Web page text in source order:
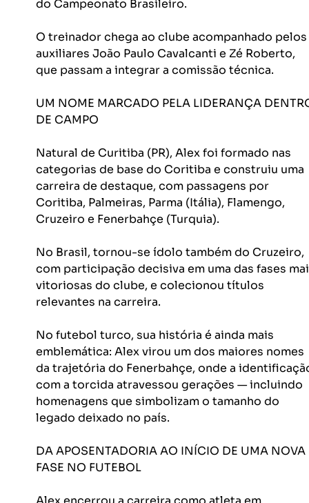
do Campeonato Brasileiro.
O treinador chega ao clube acompanhado pelos
auxiliares João Paulo Cavalcanti e Zé Roberto,
que passam a integrar a comissão técnica.
UM NOME MARCADO PELA LIDERANÇA
DE CAMPO
Natural de Curitiba (PR), Alex foi formado nas
categorias de base do Coritiba e construiu uma
carreira de destaque, com passagens por
Coritiba, Palmeiras, Parma (Itália), Flamengo,
Cruzeiro e Fenerbahçe (Turquia).
No Brasil, tornou-se ídolo também do Cruzeiro,
com participação decisiva em uma das fases
vitoriosas do clube, e colecionou títulos
relevantes na carreira.
No futebol turco, sua história é ainda mais
emblemática: Alex virou um dos maiores nomes
da trajetória do Fenerbahçe, onde a
com a torcida atravessou gerações — incluindo
homenagens que simbolizam o tamanho do
legado deixado no país.
DA APOSENTADORIA AO INÍCIO DE UMA NOVA
FASE NO FUTEBOL